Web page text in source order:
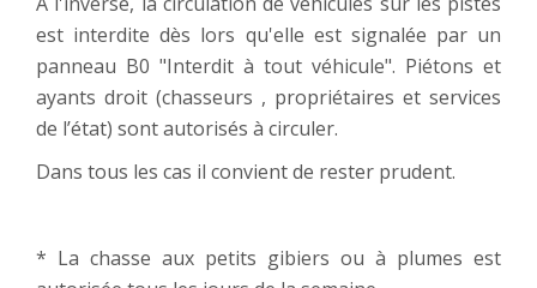
est interdite dès lors qu'elle est signalée par un
panneau B0 "Interdit à tout véhicule". Piétons et
ayants droit (chasseurs , propriétaires et services
de l’état) sont autorisés à circuler.
Dans tous les cas il convient de rester prudent.
* La chasse aux petits gibiers ou à plumes est